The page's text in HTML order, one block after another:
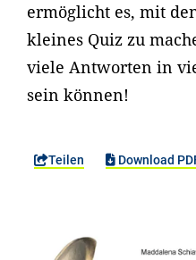
ermöglicht es, mit
kleines Quiz zu
viele Antworten in
sein können!
Teilen Download